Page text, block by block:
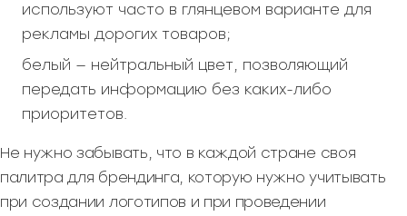
используют часто в глянцевом варианте для
рекламы дорогих товаров;
белый — нейтральный цвет, позволяющий
передать информацию без каких-либо
приоритетов.
Не нужно забывать, что в каждой стране своя
палитра для брендинга, которую нужно учитывать
при создании логотипов и при проведении